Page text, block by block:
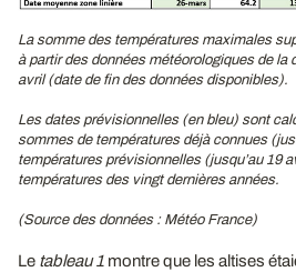
La somme des températures maximales
à partir des données météorologiques de la
avril (date de fin des données disponibles).
Les dates prévisionnelles (en bleu) sont
sommes de températures déjà connues
températures prévisionnelles (jusqu’au 19
températures des vingt dernières années.
(Source des données : Météo France)
Le tableau 1 montre que les altises